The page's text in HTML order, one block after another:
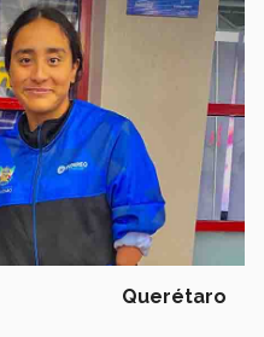
Querétaro